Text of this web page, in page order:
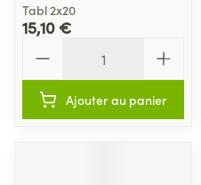
Tabl 2x20
15,10 €
Ajouter au panier